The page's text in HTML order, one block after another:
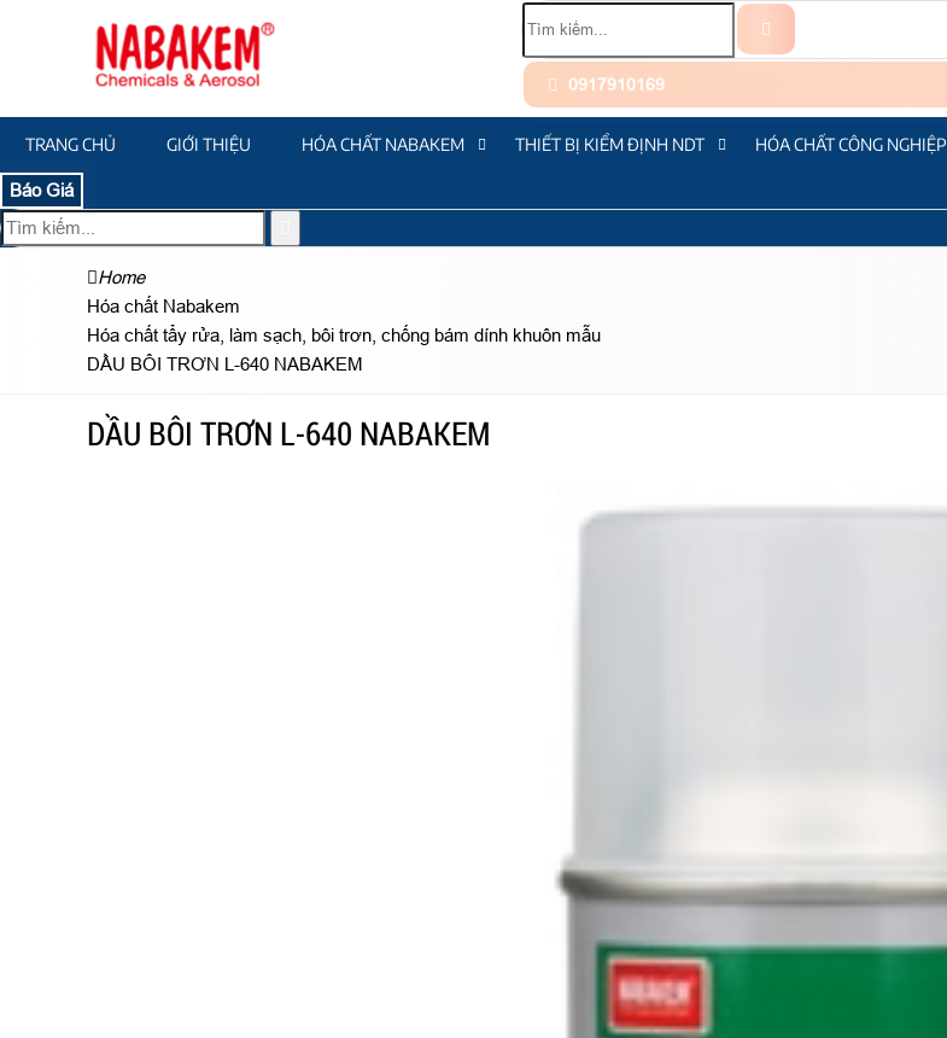
0917910169
TRANG CHỦ GIỚI THIỆU HÓA CHẤT NABAKEM THIẾT BỊ KIỂM ĐỊNH NDT HÓA CHẤT CÔNG NGHIỆP
Báo Giá
Home
Hóa chất Nabakem
Hóa chất tẩy rửa, làm sạch, bôi trơn, chống bám dính khuôn mẫu
DẦU BÔI TRƠN L-640 NABAKEM
DẦU BÔI TRƠN L-640 NABAKEM